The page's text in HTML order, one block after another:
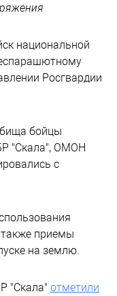
национальной
Росгвардии
бойцы
"Скала", ОМОН
с
также приемы
на землю.
"Скала" отметили